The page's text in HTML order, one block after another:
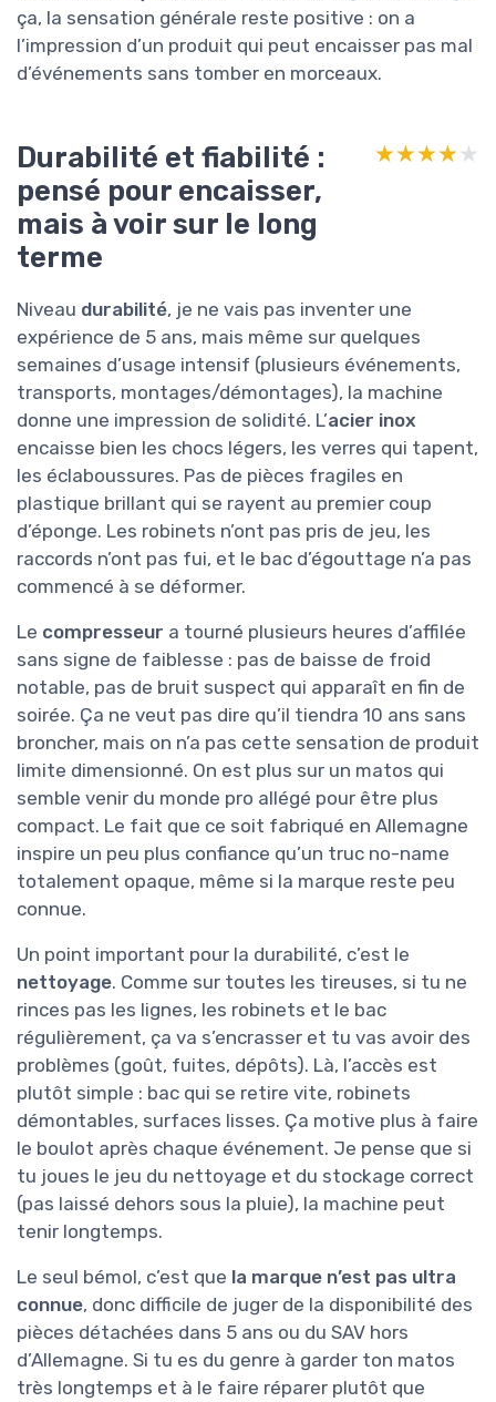
ça, la sensation générale reste positive : on a
l’impression d’un produit qui peut encaisser pas mal
d’événements sans tomber en morceaux.
Durabilité et fiabilité :
pensé pour encaisser,
mais à voir sur le long
terme
★★★★★
★★★★★
Niveau durabilité, je ne vais pas inventer une
expérience de 5 ans, mais même sur quelques
semaines d’usage intensif (plusieurs événements,
transports, montages/démontages), la machine
donne une impression de solidité. L’acier inox
encaisse bien les chocs légers, les verres qui tapent,
les éclaboussures. Pas de pièces fragiles en
plastique brillant qui se rayent au premier coup
d’éponge. Les robinets n’ont pas pris de jeu, les
raccords n’ont pas fui, et le bac d’égouttage n’a pas
commencé à se déformer.
Le compresseur a tourné plusieurs heures d’affilée
sans signe de faiblesse : pas de baisse de froid
notable, pas de bruit suspect qui apparaît en fin de
soirée. Ça ne veut pas dire qu’il tiendra 10 ans sans
broncher, mais on n’a pas cette sensation de produit
limite dimensionné. On est plus sur un matos qui
semble venir du monde pro allégé pour être plus
compact. Le fait que ce soit fabriqué en Allemagne
inspire un peu plus confiance qu’un truc no-name
totalement opaque, même si la marque reste peu
connue.
Un point important pour la durabilité, c’est le
nettoyage. Comme sur toutes les tireuses, si tu ne
rinces pas les lignes, les robinets et le bac
régulièrement, ça va s’encrasser et tu vas avoir des
problèmes (goût, fuites, dépôts). Là, l’accès est
plutôt simple : bac qui se retire vite, robinets
démontables, surfaces lisses. Ça motive plus à faire
le boulot après chaque événement. Je pense que si
tu joues le jeu du nettoyage et du stockage correct
(pas laissé dehors sous la pluie), la machine peut
tenir longtemps.
Le seul bémol, c’est que la marque n’est pas ultra
connue, donc difficile de juger de la disponibilité des
pièces détachées dans 5 ans ou du SAV hors
d’Allemagne. Si tu es du genre à garder ton matos
très longtemps et à le faire réparer plutôt que